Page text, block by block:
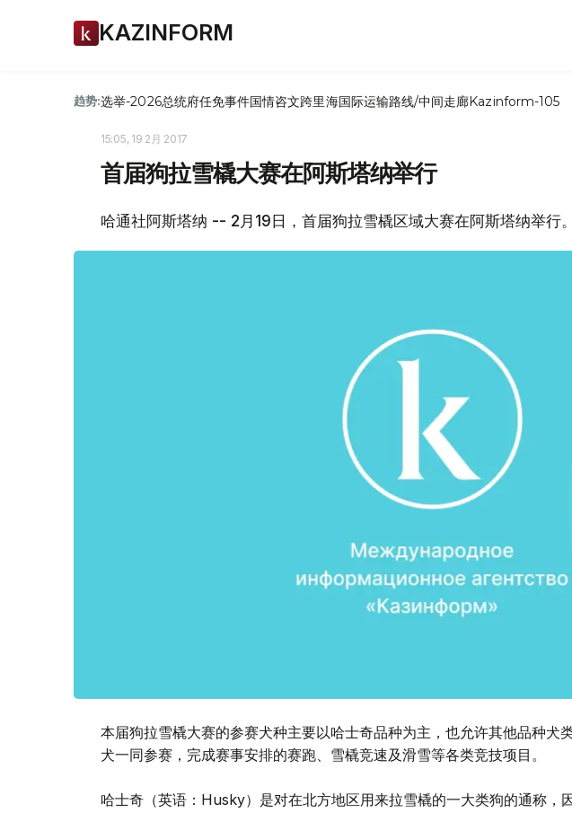
KAZINFORM
趋势:选举-2026总统府任免事件国情咨文跨里海国际运输路线/中间走廊Kazinform-105
15:05, 19 2月 2017
首届狗拉雪橇大赛在阿斯塔纳举行
哈通社阿斯塔纳 -- 2月19日，首届狗拉雪橇区域大赛在阿斯塔纳举行。
本届狗拉雪橇大赛的参赛犬种主要以哈士奇品种为主，也允许其他品种犬
犬一同参赛，完成赛事安排的赛跑、雪橇竞速及滑雪等各类竞技项目。
哈士奇（英语：Husky）是对在北方地区用来拉雪橇的一大类狗的通称，